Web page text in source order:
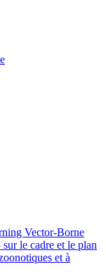
Vector-Borne
le cadre et le plan
et à